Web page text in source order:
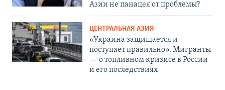
Азии не панацея от проблемы?
ЦЕНТРАЛЬНАЯ АЗИЯ
«Украина защищается и
поступает правильно». Мигранты
— о топливном кризисе в России
и его последствиях